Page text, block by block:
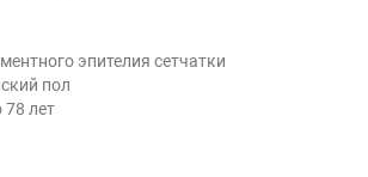
эпителия сетчатки
пол
78 лет